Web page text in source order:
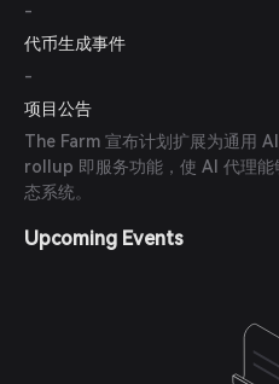
-
代币生成事件
-
项目公告
The Farm 宣布计划扩展为通用
rollup 即服务功能，使 AI 代理能
态系统。
Upcoming Events